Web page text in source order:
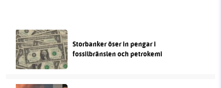
Storbanker öser in pengar i
fossilbränslen och petrokemi